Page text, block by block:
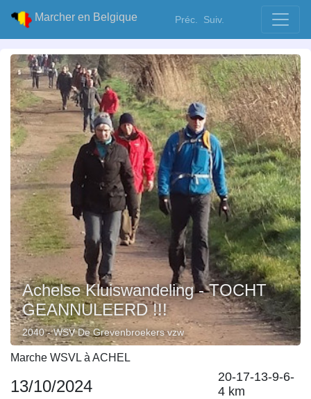
Marcher en Belgique Préc. Suiv.
Achelse Kluiswandeling - TOCHT
GEANNULEERD !!!
2040 - WSV De Grevenbroekers vzw
Marche WSVL à ACHEL
13/10/2024
20-17-13-9-6-
4 km